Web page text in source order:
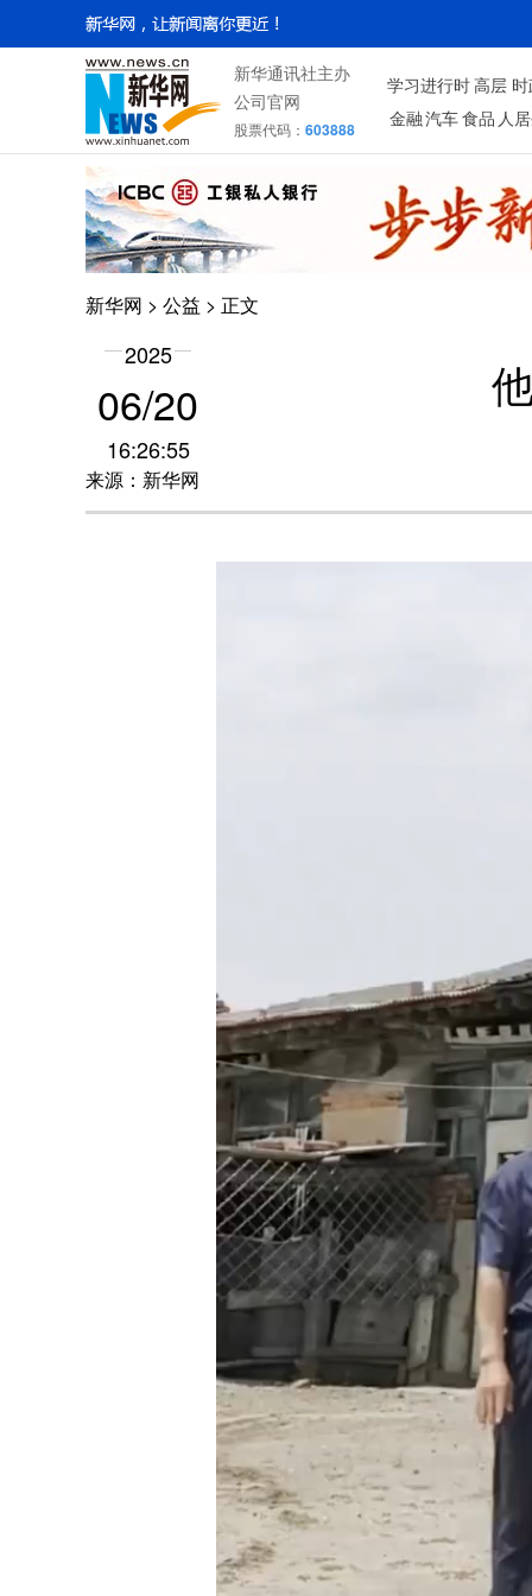
新华通讯社主办
公司官网
股票代码： 603888
学习进行时 高层
金融 汽车 食品 人
新华网 > 公益 > 正文
2025
06/20
16:26:55
来源：新华网